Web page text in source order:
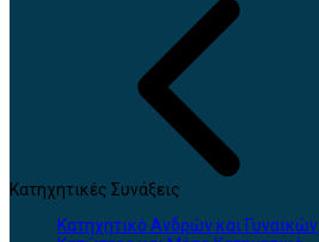
Κατηχητικές Συνάξεις
Κατηχητικό Ανδρών και Γυναικών